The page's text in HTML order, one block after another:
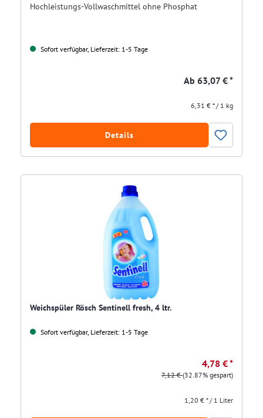
Hochleistungs-Vollwaschmittel ohne Phosphat
Sofort verfügbar, Lieferzeit: 1-5 Tage
Ab 63,07 € *
6,31 € * / 1 kg
Details
Weichspüler Rösch Sentinell fresh, 4 ltr.
Sofort verfügbar, Lieferzeit: 1-5 Tage
4,78 € *
7,12 €(32.87% gespart)
1,20 € * / 1 Liter